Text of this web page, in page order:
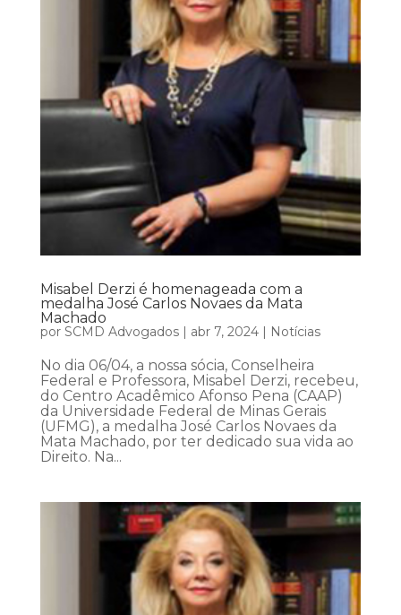
Misabel Derzi é homenageada com a
medalha José Carlos Novaes da Mata
Machado
por SCMD Advogados| abr 7, 2024| Notícias
No dia 06/04, a nossa sócia, Conselheira
Federal e Professora, Misabel Derzi, recebeu,
do Centro Acadêmico Afonso Pena (CAAP)
da Universidade Federal de Minas Gerais
(UFMG), a medalha José Carlos Novaes da
Mata Machado, por ter dedicado sua vida ao
Direito. Na...